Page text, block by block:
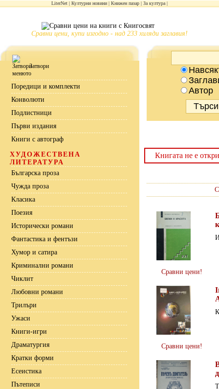
LiterNet Културни новини Книжен пазар За култура
Сравни цени, купи изгодно - над 233 хиляди заглавия!
Затвори
Поредици и комплекти
Конволюти
Подлистници
Първи издания
Книги с автограф
ХУДОЖЕСТВЕНА
ЛИТЕРАТУРА
Българска проза
Чужда проза
Класика
Поезия
Исторически романи
Фантастика и фентъзи
Хумор и сатира
Криминални романи
Чиклит
Любовни романи
Трилъри
Ужаси
Книги-игри
Драматургия
Кратки форми
Есеистика
Пътеписи
Автор
Книгата не е
Сравни цени!
Сравни цени!